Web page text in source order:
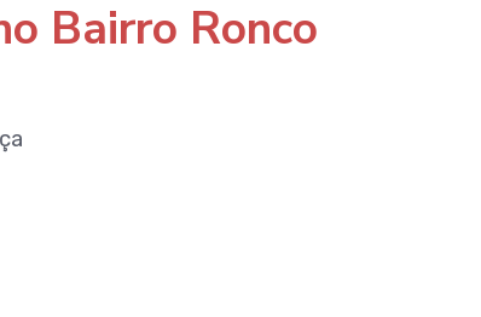
Bairro Ronco